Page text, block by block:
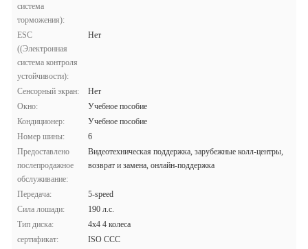
система
торможения):
ESC
((Электронная
система контроля
устойчивости):
Нет
Сенсорный экран:
Нет
Окно:
Учебное пособие
Кондиционер:
Учебное пособие
Номер шины:
6
Предоставлено
послепродажное
обслуживание:
Видеотехническая поддержка, зарубежные колл-центры,
возврат и замена, онлайн-поддержка
Передача:
5-speed
Сила лошади:
190 л.с.
Тип диска:
4х4 4 колеса
сертификат:
ISO CCC